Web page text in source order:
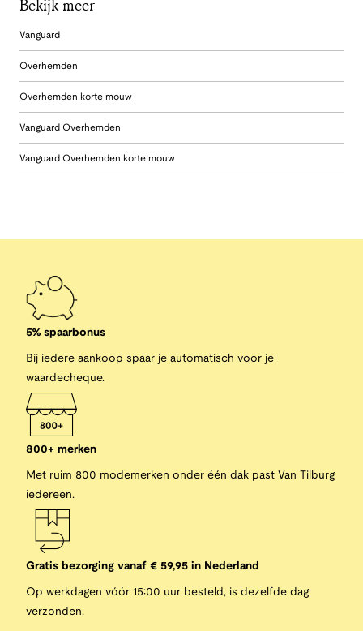
Vanguard
Overhemden
Overhemden korte mouw
Vanguard Overhemden
Vanguard Overhemden korte mouw
5% spaarbonus
Bij iedere aankoop spaar je automatisch voor je
waardecheque.
800+ merken
Met ruim 800 modemerken onder één dak past Van Tilburg
iedereen.
Gratis bezorging vanaf € 59,95 in Nederland
Op werkdagen vóór 15:00 uur besteld, is dezelfde dag
verzonden.